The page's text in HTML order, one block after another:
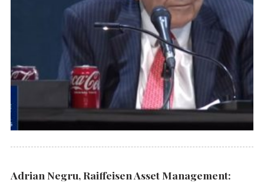
Adrian Negru, Raiffeisen Asset Management: